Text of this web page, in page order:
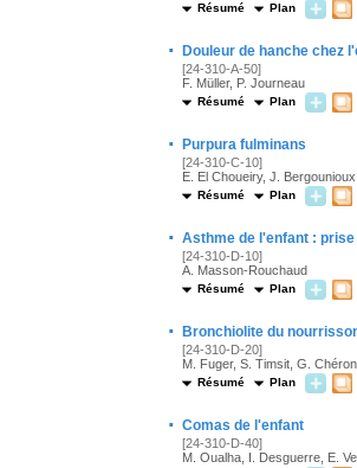
Résumé Plan
· Douleur de hanche chez
[24-310-A-50]
F. Müller, P. Journeau
Résumé Plan
· Purpura fulminans
[24-310-C-10]
E. El Choueiry, J. Bergounioux
Résumé Plan
· Asthme de l'enfant :
[24-310-D-10]
A. Masson-Rouchaud
Résumé Plan
· Bronchiolite du
[24-310-D-20]
M. Fuger, S. Timsit, G. Chéron
Résumé Plan
· Comas de l'enfant
[24-310-D-40]
M. Oualha, I. Desguerre, E.